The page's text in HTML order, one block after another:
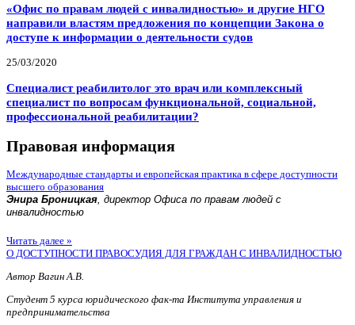
«Офис по правам людей с инвалидностью» и другие НГО
направили властям предложения по концепции Закона о
доступе к информации о деятельности судов
25/03/2020
Специалист реабилитолог это врач или комплексный
специалист по вопросам функциональной, социальной,
профессиональной реабилитации?
Правовая информация
Международные стандарты и европейская практика в сфере доступности
высшего образования
Энира Броницкая, директор Офиса по правам людей с
инвалидностью
Читать далее »
О ДОСТУПНОСТИ ПРАВОСУДИЯ ДЛЯ ГРАЖДАН С ИНВАЛИДНОСТЬЮ
Автор Вагин А.В.
Студент 5 курса юридического фак-та Института управления и
предпринимательства